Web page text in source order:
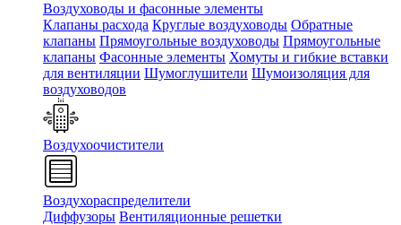
Воздуховоды и фасонные элементы
Клапаны расхода Круглые воздуховоды Обратные
клапаны Прямоугольные воздуховоды Прямоугольные
клапаны Фасонные элементы Хомуты и гибкие вставки
для вентиляции Шумоглушители Шумоизоляция для
воздуховодов
Воздухоочистители
Воздухораспределители
Диффузоры Вентиляционные решетки